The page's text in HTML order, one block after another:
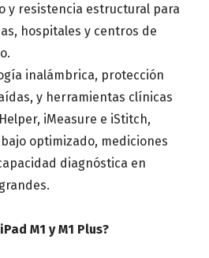
y resistencia estructural para
hospitales y centros de
inalámbrica, protección
y herramientas clínicas
iMeasure e iStitch,
optimizado, mediciones
diagnóstica en
M1 y M1 Plus?